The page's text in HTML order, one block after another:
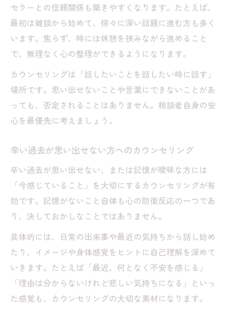
セラーとの信頼関係も築きやすくなります。たとえば、
最初は雑談から始めて、徐々に深い話題に進む方も多く
います。焦らず、時には休憩を挟みながら進めること
で、無理なく心の整理ができるようになります。
カウンセリングは「話したいことを話したい時に話す」
場所です。思い出せないことや言葉にできないことがあ
っても、否定されることはありません。相談者自身の安
心を最優先に考えましょう。
辛い過去が思い出せない方へのカウンセリング
辛い過去が思い出せない、または記憶が曖昧な方には
「今感じていること」を大切にするカウンセリングが有
効です。記憶がないこと自体も心の防衛反応の一つであ
り、決しておかしなことではありません。
具体的には、日常の出来事や最近の気持ちから話し始め
たり、イメージや身体感覚をヒントに自己理解を深めて
いきます。たとえば「最近、何となく不安を感じる」
「理由は分からないけれど悲しい気持ちになる」といっ
た感覚も、カウンセリングの大切な素材になります。